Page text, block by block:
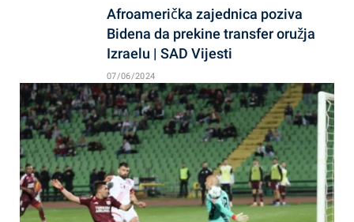
Afroamerička zajednica poziva
Bidena da prekine transfer oružja
Izraelu | SAD Vijesti
07/06/2024